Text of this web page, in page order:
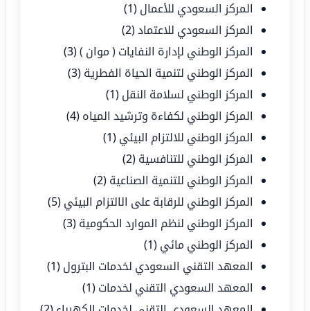
المركز السعودي للأعمال (1)
المركز السعودي للاعتماد(2)
المركز الوطني لإدارة النفايات ( موان )(3)
المركز الوطني لتنمية الحياة الفطرية (3)
المركز الوطني لسلامة النقل (1)
المركز الوطني لكفاءة وترشيد المياه (4)
المركز الوطني للالتزام البيئي (1)
المركز الوطني للتنافسية (2)
المركز الوطني للتنمية الصناعية (2)
المركز الوطني للرقابة على الالتزام البيئي (5)
المركز الوطني لنظم الموارد الحكومية (3)
المركز الوطني مائي (1)
المعهد التقني السعودي لخدمات البترول (1)
المعهد السعودي التقني لخدمات (1)